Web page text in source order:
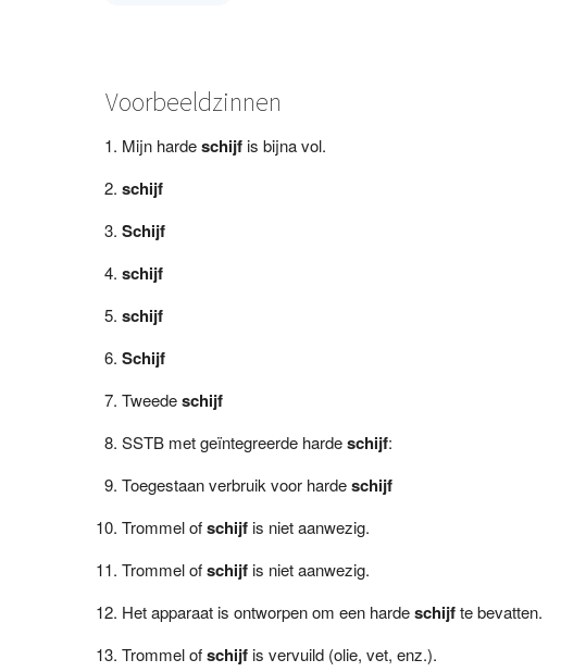
Voorbeeldzinnen
Mijn hardeschijfis bijna vol.
schijf
Schijf
schijf
schijf
Schijf
Tweedeschijf
SSTB met geïntegreerde hardeschijf:
Toegestaan verbruik voor hardeschijf
Trommel ofschijfis niet aanwezig.
Trommel ofschijfis niet aanwezig.
Het apparaat is ontworpen om een hardeschijfte bevatten.
Trommel ofschijfis vervuild (olie, vet, enz.).